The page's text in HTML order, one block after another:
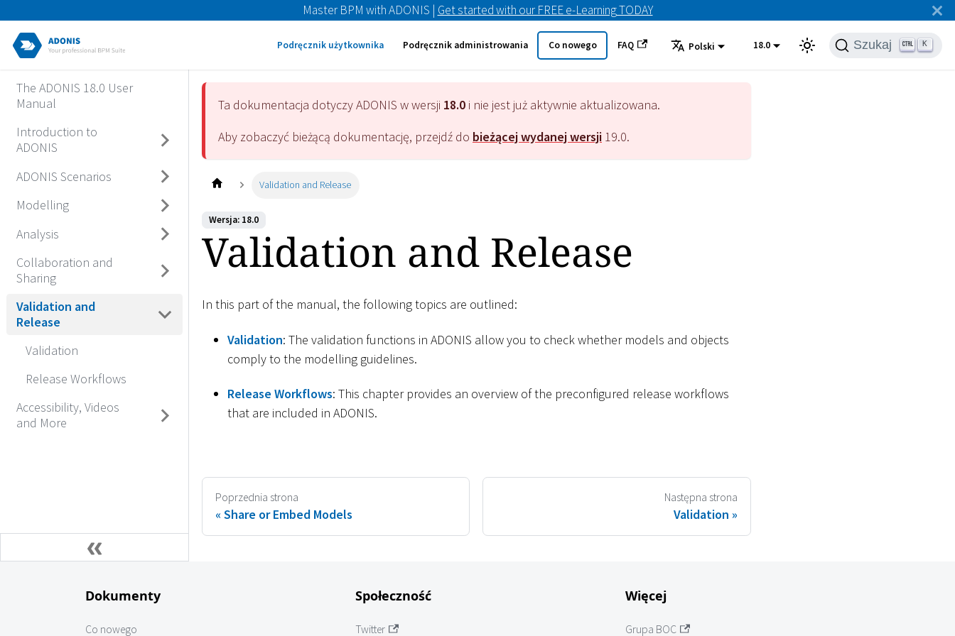
Master BPM with ADONIS | Get started with our FREE e-Learning TODAY
Podręcznik użytkownika Podręcznik administrowania Co nowego FAQ Polski 18.0 Szukaj K
The ADONIS 18.0 User
Manual
Introduction to
ADONIS
ADONIS Scenarios
Modelling
Analysis
Collaboration and
Sharing
Validation and
Release
Validation
Release Workflows
Accessibility, Videos
and More
Ta dokumentacja dotyczyADONIS w wersji 18.0 i nie jest już aktywnie aktualizowana.
Aby zobaczyć bieżącą dokumentację, przejdź do bieżącej wydanej wersji 19.0.
Validation and Release
Wersja: 18.0
Validation and Release
In this part of the manual, the following topics are outlined:
Validation: The validation functions in ADONIS allow you to check whether models and objects
comply to the modelling guidelines.
Release Workflows: This chapter provides an overview of the preconfigured release workflows
that are included in ADONIS.
Poprzednia strona
Share or Embed Models
Następna strona
Validation
Dokumenty
Co nowego
Społeczność
Twitter
Więcej
Grupa BOC